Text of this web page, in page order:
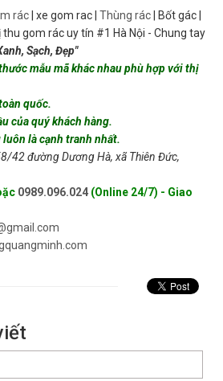
rác | xe gom rac | Thùng rác | Bốt gác |
thu gom rác uy tín #1 Hà Nội - Chung tay
Sạch, Đẹp"
mẫu mã khác nhau phù hợp với thị
quốc.
của quý khách hàng.
là cạnh tranh nhất.
42 đường Dương Hà, xã Thiên Đức,
0989.096.024 (Online 24/7) - Giao